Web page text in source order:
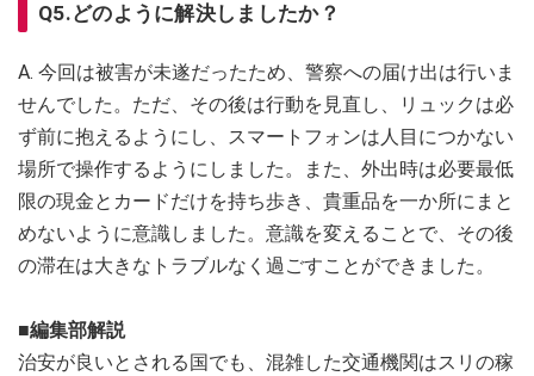
Q5.どのように解決しましたか？
A. 今回は被害が未遂だったため、警察への届け出は行いま
せんでした。ただ、その後は行動を見直し、リュックは必
ず前に抱えるようにし、スマートフォンは人目につかない
場所で操作するようにしました。また、外出時は必要最低
限の現金とカードだけを持ち歩き、貴重品を一か所にまと
めないように意識しました。意識を変えることで、その後
の滞在は大きなトラブルなく過ごすことができました。
■編集部解説
治安が良いとされる国でも、混雑した交通機関はスリの稼